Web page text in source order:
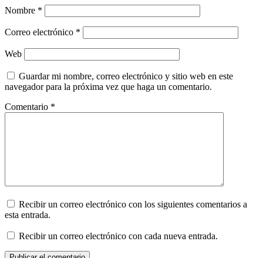
Nombre *
Correo electrónico *
Web
Guardar mi nombre, correo electrónico y sitio web en este
navegador para la próxima vez que haga un comentario.
Comentario *
Recibir un correo electrónico con los siguientes comentarios a
esta entrada.
Recibir un correo electrónico con cada nueva entrada.